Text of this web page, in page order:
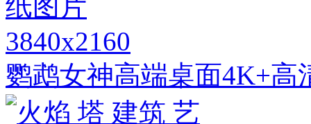
3840x2160
鹦鹉女神高端桌面4K+高